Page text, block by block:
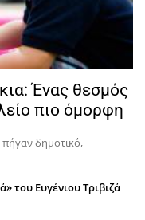
Ένας θεσμός
πιο όμορφη
δημοτικό,
του Ευγένιου Τριβιζά